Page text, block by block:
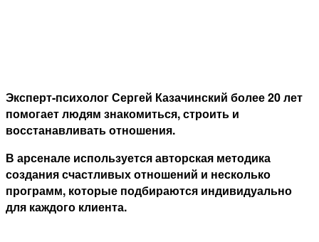
Эксперт-психолог Сергей Казачинский более 20 лет
помогает людям знакомиться, строить и
восстанавливать отношения.
В арсенале используется авторская методика
создания счастливых отношений и несколько
программ, которые подбираются индивидуально
для каждого клиента.